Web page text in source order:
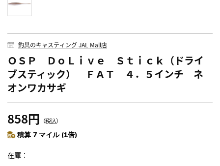
釣具のキャスティング JAL Mall店
ＯＳＰ ＤｏＬｉｖｅ Ｓｔｉｃｋ（ドライ
ブスティック） ＦＡＴ ４．５インチ ネ
オンワカサギ
858円 （税込）
積算 7 マイル (1倍)
在庫